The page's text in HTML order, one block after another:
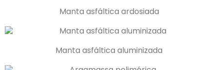
Manta asfáltica ardosiada
Manta asfáltica aluminizada